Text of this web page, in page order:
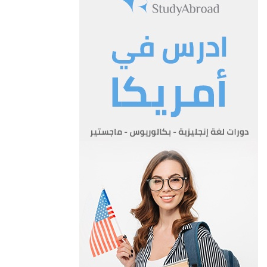
المادة 4- يؤخذ رأي المدير في المحافظة او اللواء في ايفاد اي من
المعلمين او الموظفين من محافظته او لوائه في بعثة
الوزير يجوز للمدير نقل المعلمين والمستخدمين من مكان
الى آخر ضمن لوائه على ان يكون للنقل مبررات سليمة مقنعة، وان
يكتب بذلك الى الوزارة مع ذكر الاسباب، اما نقل المعلمين
والمستخدمين بين المحافظات والالوية المختلفة فيتم بالاتفاق بين
المديرين في تلك المحافظات والالوية وبموافقة الوزير.
المادة 6